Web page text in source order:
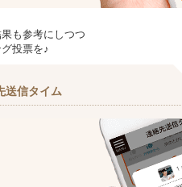
果も参考にしつつ
投票を♪
送信タイム